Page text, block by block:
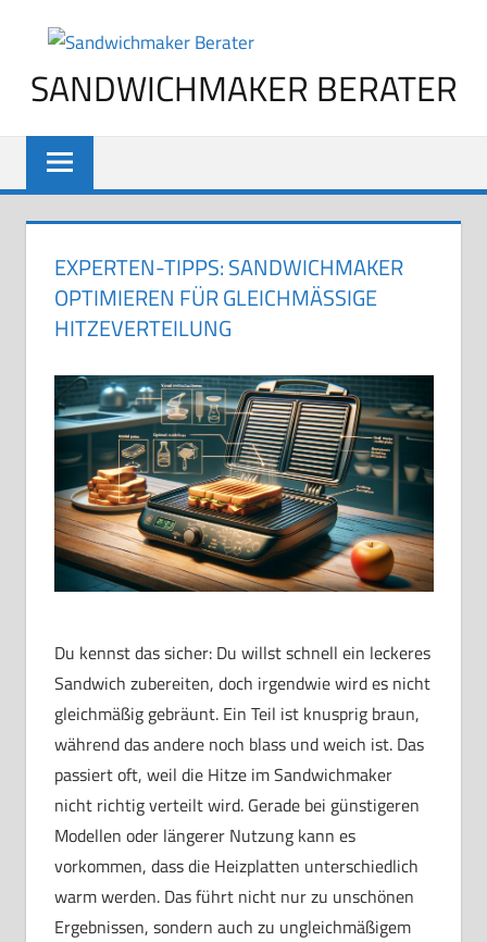
springenSANDWICHMAKER BERATER
EXPERTEN-TIPPS: SANDWICHMAKER
OPTIMIEREN FÜR GLEICHMÄSSIGE H
ITZEVERTEILUNG
Du kennst das sicher: Du willst schnell ein leckeres
Sandwich zubereiten, doch irgendwie wird es nicht
gleichmäßig gebräunt. Ein Teil ist knusprig braun,
während das andere noch blass und weich ist. Das
passiert oft, weil die Hitze im Sandwichmaker
nicht richtig verteilt wird. Gerade bei günstigeren
Modellen oder längerer Nutzung kann es
vorkommen, dass die Heizplatten unterschiedlich
warm werden. Das führt nicht nur zu unschönen
Ergebnissen, sondern auch zu ungleichmäßigem